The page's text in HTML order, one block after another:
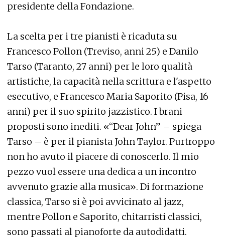
presidente della Fondazione.
La scelta per i tre pianisti è ricaduta su
Francesco Pollon (Treviso, anni 25) e Danilo
Tarso (Taranto, 27 anni) per le loro qualità
artistiche, la capacità nella scrittura e l'aspetto
esecutivo, e Francesco Maria Saporito (Pisa, 16
anni) per il suo spirito jazzistico. I brani
proposti sono inediti. «“Dear John” – spiega
Tarso – è per il pianista John Taylor. Purtroppo
non ho avuto il piacere di conoscerlo. Il mio
pezzo vuol essere una dedica a un incontro
avvenuto grazie alla musica». Di formazione
classica, Tarso si è poi avvicinato al jazz,
mentre Pollon e Saporito, chitarristi classici,
sono passati al pianoforte da autodidatti.